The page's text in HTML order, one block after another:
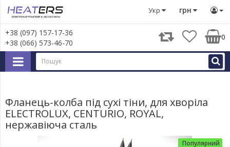
грн
Укр
+38 (097) 157-17-36
+38 (066) 573-46-70
0
Запчастини для великої побутової техніки Фланець-
Фланець-колба під сухі тіни, для хворіла
ELECTROLUX, CENTURIO, ROYAL,
нержавіюча сталь
Популярний